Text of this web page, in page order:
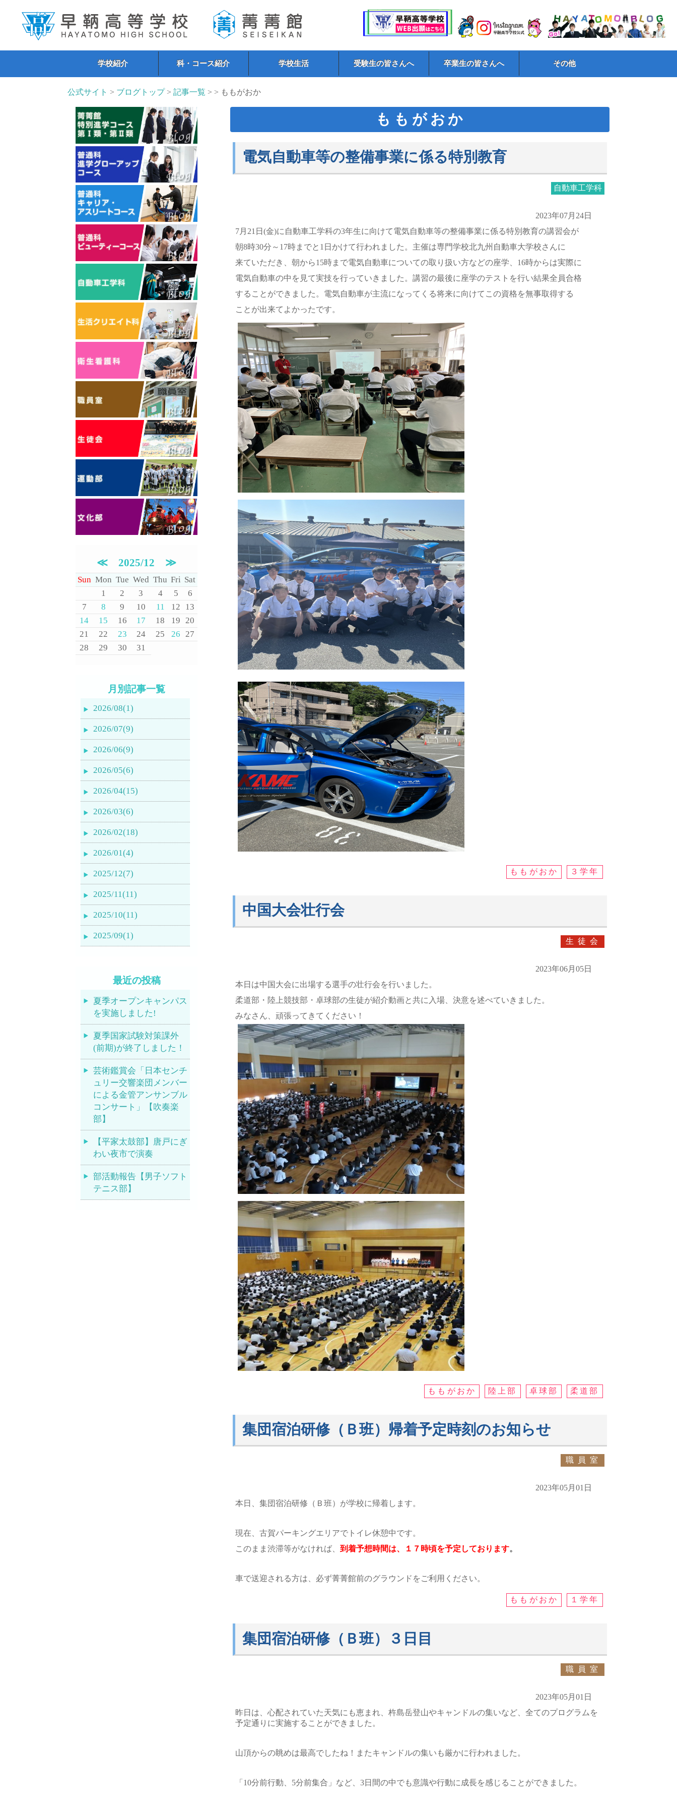
学校紹介 科・コース紹介 学校生活 受験生の皆さんへ 卒業生の皆さんへ その他
公式サイト > ブログトップ>記事一覧 > > ももがおか
ももがおか
電気自動車等の整備事業に係る特別教育
自動車工学科
2023年07月24日
7月21日(金)に自動車工学科の3年生に向けて電気自動車等の整備事業に係る特別教育の講習会が
朝8時30分～17時までと1日かけて行われました。主催は専門学校北九州自動車大学校さんに
来ていただき、朝から15時まで電気自動車についての取り扱い方などの座学、16時からは実際に
電気自動車の中を見て実技を行っていきました。講習の最後に座学のテストを行い結果全員合格
することができました。電気自動車が主流になってくる将来に向けてこの資格を無事取得する
ことが出来てよかったです。
ももがおか ３学年
中国大会壮行会
生徒会
2023年06月05日
本日は中国大会に出場する選手の壮行会を行いました。
柔道部・陸上競技部・卓球部の生徒が紹介動画と共に入場、決意を述べていきました。
みなさん、頑張ってきてください！
ももがおか 陸上部 卓球部 柔道部
集団宿泊研修（Ｂ班）帰着予定時刻のお知らせ
職員室
2023年05月01日
本日、集団宿泊研修（Ｂ班）が学校に帰着します。
現在、古賀パーキングエリアでトイレ休憩中です。
このまま渋滞等がなければ、 到着予想時間は、１７時頃を予定しております。
車で送迎される方は、必ず菁菁館前のグラウンドをご利用ください。
ももがおか １学年
集団宿泊研修（Ｂ班）３日目
職員室
2023年05月01日
昨日は、心配されていた天気にも恵まれ、杵島岳登山やキャンドルの集いなど、全てのプログラムを
予定通りに実施することができました。
山頂からの眺めは最高でしたね！またキャンドルの集いも厳かに行われました。
「10分前行動、5分前集合」など、3日間の中でも意識や行動に成長を感じることができました。
≪ 2025/12 ≫
Sun Mon Tue Wed Thu Fri Sat
1
2 3 4 5
6
7
8 9 10 11 12
13
14
15 16 17 18 19 20
21
22 23 24 25 26 27
28
29 30 31
月別記事一覧
2026/08(1)
2026/07(9)
2026/06(9)
2026/05(6)
2026/04(15)
2026/03(6)
2026/02(18)
2026/01(4)
2025/12(7)
2025/11(11)
2025/10(11)
2025/09(1)
最近の投稿
夏季オープンキャンパス
を実施しました!
夏季国家試験対策課外
(前期)が終了しました！
芸術鑑賞会「日本センチ
ュリー交響楽団メンバー
による金管アンサンブル
コンサート」【吹奏楽
部】
【平家太鼓部】唐戸にぎ
わい夜市で演奏
部活動報告【男子ソフト
テニス部】